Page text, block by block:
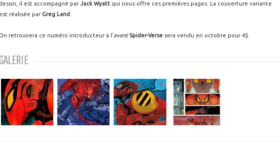
dessin, il est accompagné parJack Wyatt qui nous offre ces premières pages. La couverture variante
est réalisée par Greg Land
On retrouvera ce numéro introducteur à l'event Spider-Verse sera vendu en octobre pour 4$.
GALERIE